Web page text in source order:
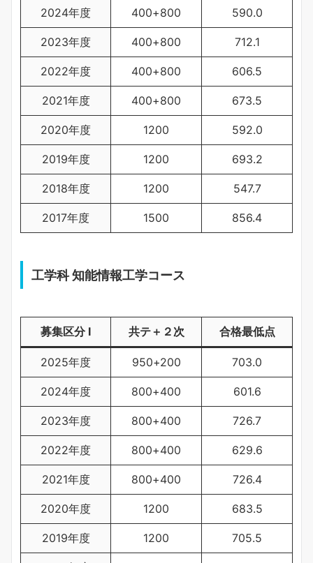
2024年度 400+800 590.0
2023年度 400+800 712.1
2022年度 400+800 606.5
2021年度 400+800 673.5
2020年度 1200 592.0
2019年度 1200 693.2
2018年度 1200 547.7
2017年度 1500 856.4
工学科 知能情報工学コース
募集区分 Ⅰ 共テ＋２次 合格最低点
2025年度 950+200 703.0
2024年度 800+400 601.6
2023年度 800+400 726.7
2022年度 800+400 629.6
2021年度 800+400 726.4
2020年度 1200 683.5
2019年度 1200 705.5